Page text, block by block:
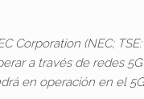
Corporation (NEC;
a través de redes
en operación en el